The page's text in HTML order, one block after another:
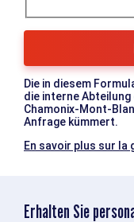
Die in diesem
die interne
Chamonix-Mont-
Anfrage kümmert.
En savoir plus sur
Erhalten Sie